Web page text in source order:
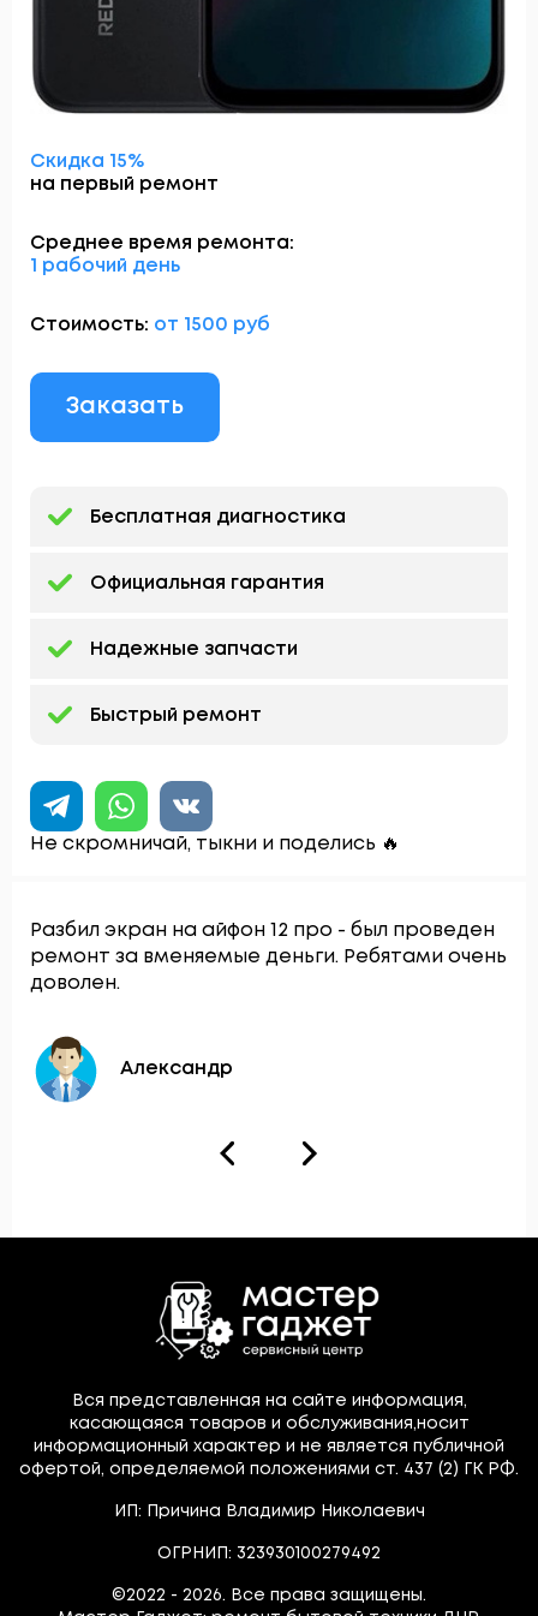
Скидка 15%
на первый ремонт
Среднее время ремонта:
1 рабочий день
Стоимость: от 1500 руб
Заказать
Бесплатная диагностика
Официальная гарантия
Надежные запчасти
Быстрый ремонт
Не скромничай, тыкни и поделись 🔥
Разбил экран на айфон 12 про - был проведен
ремонт за вменяемые деньги. Ребятами очень
доволен.
Александр
Вся представленная на сайте информация,
касающаяся товаров и обслуживания,носит
информационный характер и не является публичной
офертой, определяемой положениями ст. 437 (2) ГК РФ.
ИП: Причина Владимир Николаевич
ОГРНИП: 323930100279492
©2022 - 2026. Все права защищены.